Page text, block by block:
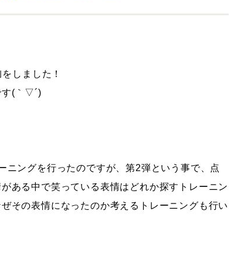
しました！
す(｀▽´)
ニングを行ったのですが、第2弾という事で、点
ある中で笑っている表情はどれか探すトレーニン
その表情になったのか考えるトレーニングも行い